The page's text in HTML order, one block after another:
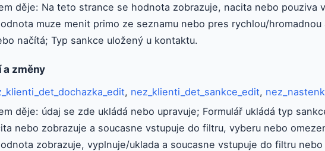
děje: Na teto strance se hodnota zobrazuje, nacita nebo pouziva
muze menit primo ze seznamu nebo pres rychlou/hromadnou
načítá; Typ sankce uložený u kontaktu.
a změny
, nez_klienti_det_sankce_edit,
děje: údaj se zde ukládá nebo upravuje; Formulář ukládá typ
nebo zobrazuje a soucasne vstupuje do filtru, vyberu nebo
zobrazuje, vyplnuje/uklada a soucasne vstupuje do filtru